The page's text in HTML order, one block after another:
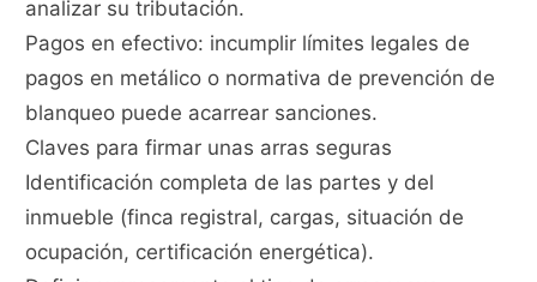
analizar su tributación.
Pagos en efectivo: incumplir límites legales de
pagos en metálico o normativa de prevención de
blanqueo puede acarrear sanciones.
Claves para firmar unas arras seguras
Identificación completa de las partes y del
inmueble (finca registral, cargas, situación de
ocupación, certificación energética).